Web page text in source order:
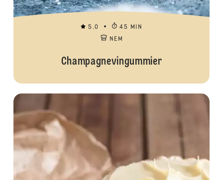
5.0
45 MIN
NEM
Champagnevingummier